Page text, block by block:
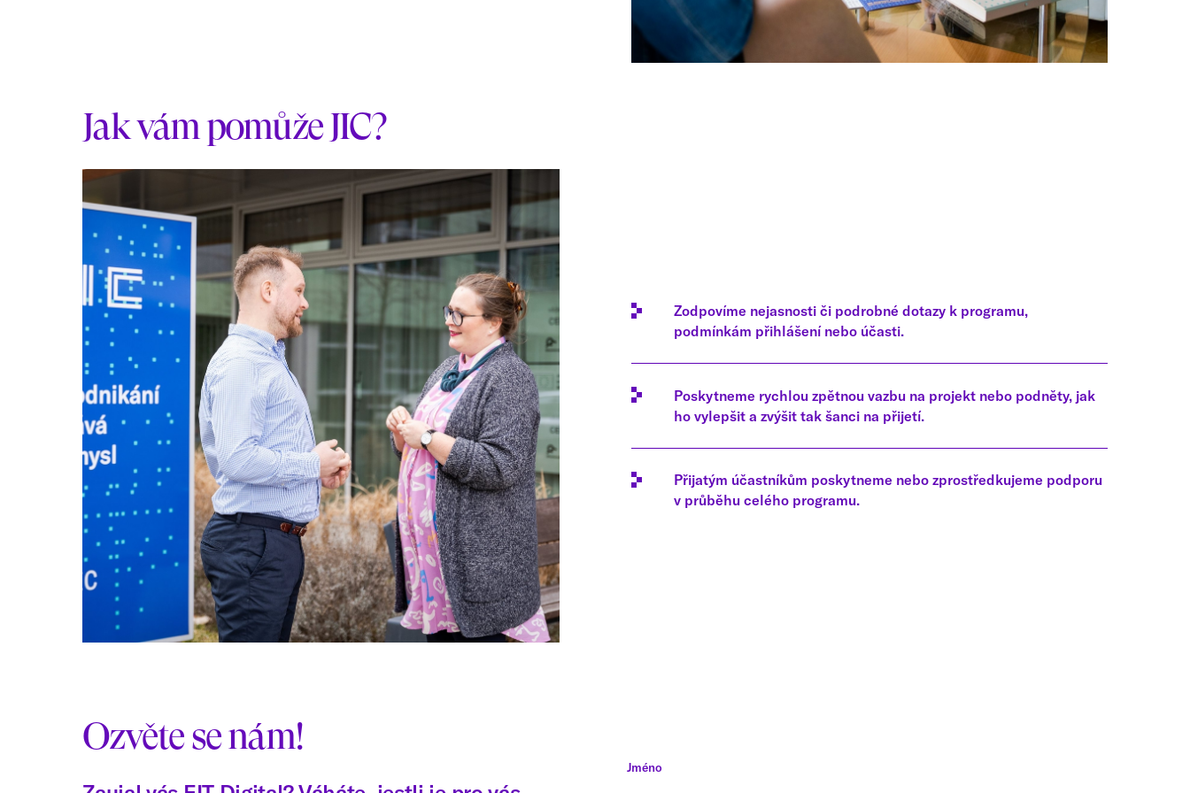
Jak vám pomůže JIC?
Zodpovíme nejasnosti či podrobné dotazy k programu,
podmínkám přihlášení nebo účasti.
Poskytneme rychlou zpětnou vazbu na projekt nebo podněty, jak
ho vylepšit a zvýšit tak šanci na přijetí.
Přijatým účastníkům poskytneme nebo zprostředkujeme podporu
v průběhu celého programu.
Ozvěte se nám!
Jméno